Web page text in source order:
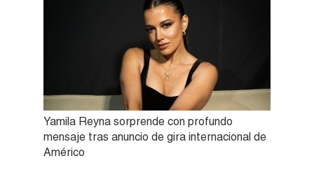
Yamila Reyna sorprende con profundo
mensaje tras anuncio de gira internacional de
Américo